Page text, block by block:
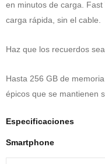
en minutos de carga.
carga rápida, sin el cable.
Haz que los recuerdos
Hasta 256 GB de
épicos que se mantienen
Especificaciones
Smartphone